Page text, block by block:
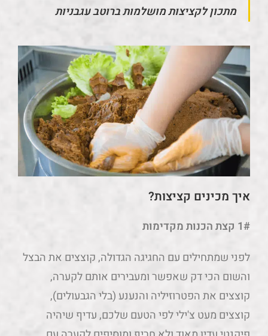
מתכון לקציצות מושלמות ברוטב עגבניות
איך מכינים קציצות?
1# קצת הכנות מקדימות
לפני שמתחילים עם החגיגה הגדולה, קוצצים את הבצל
והשום הכי דק שאפשר ומעבירים אותם לקערה,
קוצצים את הפטרוזיליה והנענע (בלי הגבעולים),
קוצצים מעט צ'ילי לפי הטעם שלכם, עדיף שיהיה